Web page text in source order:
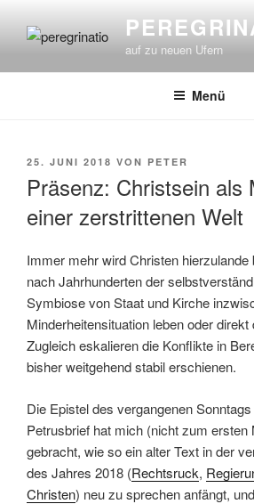
Inhalt
auf zu neuen Ufern
Menü
VERÖFFENTLICHT
25. JUNI 2018 VON PETER
Präsenz: Christsein als
einer zerstrittenen Welt
Immer mehr wird Christen
nach Jahrhunderten der
Symbiose von Staat und Kirche
Minderheitensituation leben oder
Zugleich eskalieren die Konflikte in
bisher weitgehend stabil erschienen.
Die Epistel des vergangenen
Petrusbrief hat mich (nicht zum ersten
gebracht, wie so ein alter Text in der
des Jahres 2018 (Rechtsruck,
Christen) neu zu sprechen anfängt,